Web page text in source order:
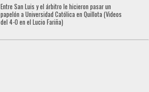
Entre San Luis y el árbitro le hicieron pasar un
papelón a Universidad Católica en Quillota (Videos
del 4-0 en el Lucio Fariña)